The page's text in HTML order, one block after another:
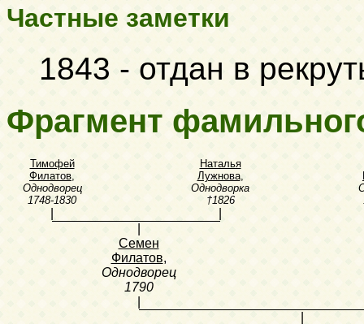
Частные заметки
1843 - отдан в
Фрагмент
Тимофей
Филатов,
Однодворец
1748-1830
Наталья
Лужнова,
Однодворка
†1826
Семен
Филатов,
Однодворец
1790